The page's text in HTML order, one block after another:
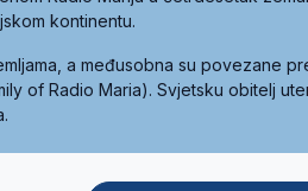
kontinentu.
a međusobna su povezane
of Radio Maria). Svjetsku obitelj